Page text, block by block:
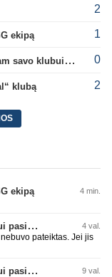
2
ekipą 1
X. Alonso negailėjo gražių žodžių dabartiniam savo klubui „Chelsea“ 0
klubą 2
ekipą 4 min.
Paaiškėjo, kas turėjo įtakos Rodri sprendimui pasirinkti Barselonos pusę 4 val.
pateiktas. Jei jis
Paaiškėjo, kas turėjo įtakos Rodri sprendimui pasirinkti Barselonos pusę 9 val.